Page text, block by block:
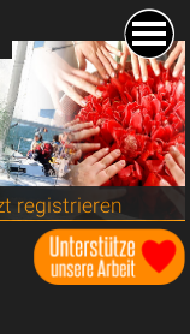
registrieren